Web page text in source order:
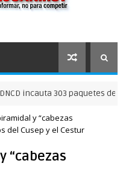
303 paquetes de presunta
y “cabezas
del Cusep y el Cestur
“cabezas